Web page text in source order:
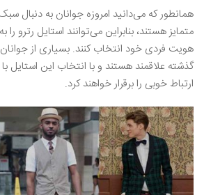
همانطور که می‌دانید امروزه جوانان به دنبال
متمایز هستند، بنابراین می‌توانند استایل رترو
هویت فردی خود انتخاب کنند. بسیاری از
گذشته علاقمند هستند و با انتخاب این
ارتباط خوبی را برقرار خواهند کرد.